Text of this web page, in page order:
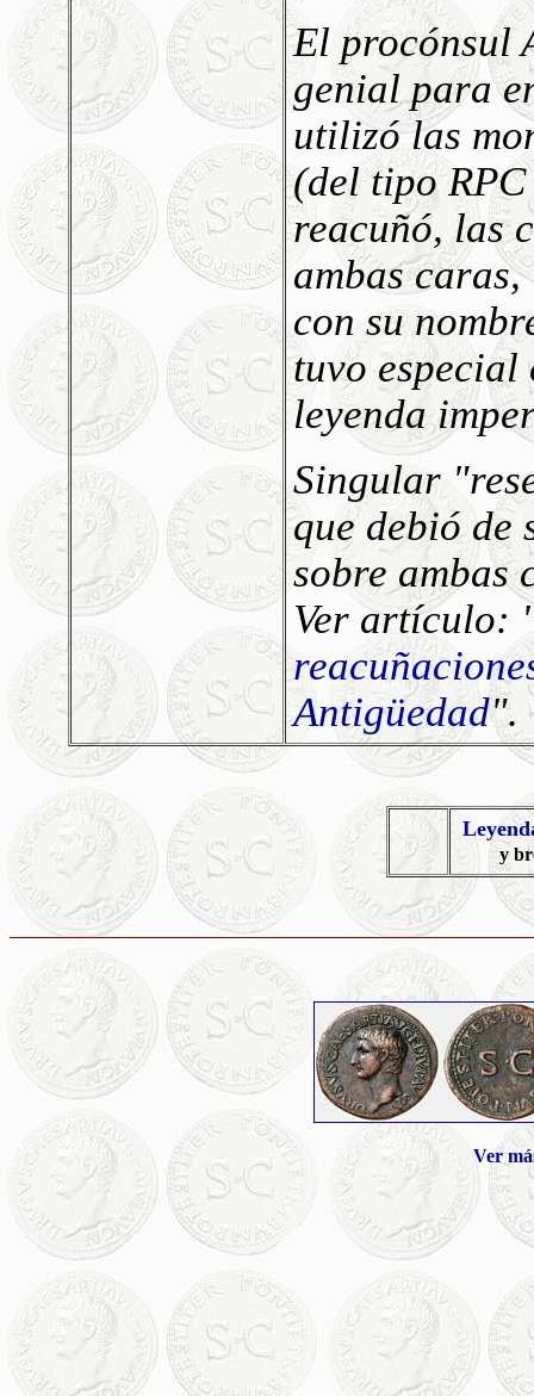
El procónsul
genial para
utilizó las
(del tipo
reacuñó, las
ambas
con su
tuvo especial
leyenda
Singular
que debió de
sobre ambas
Ver artículo:
Antigüedad".
y
Ver